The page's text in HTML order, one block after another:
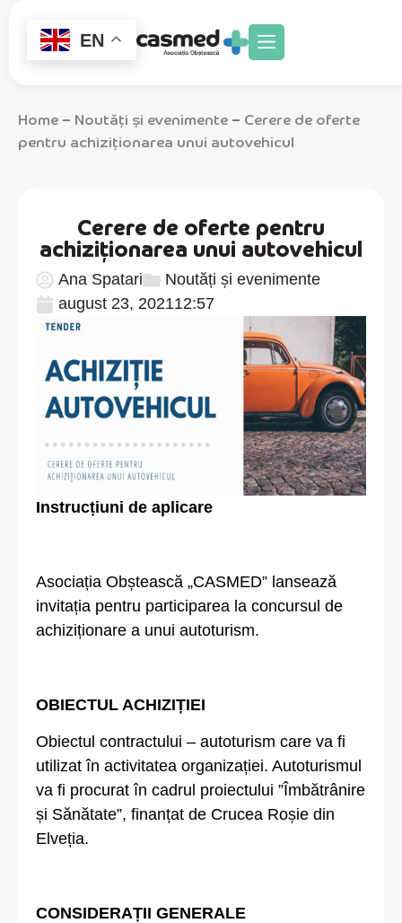
EN
Home – Noutăți și evenimente – Cerere de oferte
pentru achiziționarea unui autovehicul
Cerere de oferte pentru
achiziționarea unui autovehicul
Ana Spatari
Noutăți și evenimente
august 23, 202112:57
Instrucțiuni de aplicare
Asociația Obștească „CASMED” lansează
invitația pentru participarea la concursul de
achiziționare a unui autoturism.
OBIECTUL ACHIZIȚIEI
Obiectul contractului – autoturism care va fi
utilizat în activitatea organizației. Autoturismul
va fi procurat în cadrul proiectului ”Îmbătrânire
și Sănătate”, finanțat de Crucea Roșie din
Elveția.
CONSIDERAȚII GENERALE